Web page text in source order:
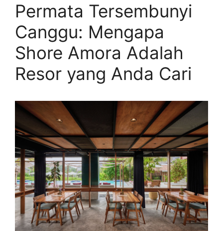
Permata Tersembunyi
Canggu: Mengapa
Shore Amora Adalah
Resor yang Anda Cari